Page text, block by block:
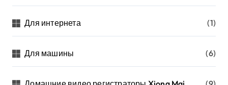
Для интернета (1)
Для машины (6)